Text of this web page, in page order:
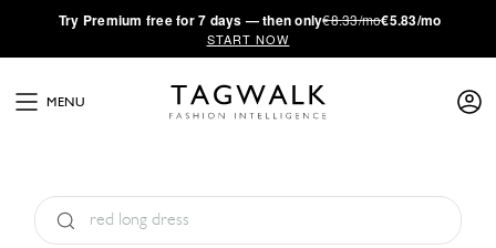
·Try Premium free for 7 days — then only€8.33/mo€5.83/mo
START NOW
MENU